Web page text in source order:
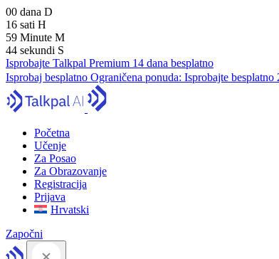
00 dana D
16 sati H
59 Minute M
43 sekundi S
Isprobajte Talkpal Premium 14 dana besplatno
Isprobaj besplatno Ograničena ponuda: Isprobajte besplatno
Početna
Učenje
Za Posao
Za Obrazovanje
Registracija
Prijava
Hrvatski
Započni